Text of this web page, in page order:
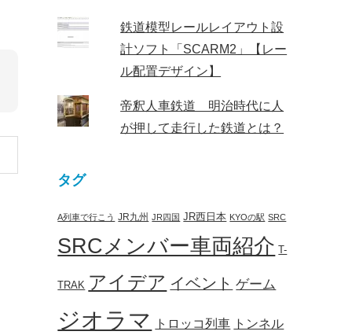
鉄道模型レールレイアウト設
計ソフト「SCARM2」【レー
ル配置デザイン】
帝釈人車鉄道 明治時代に人
が押して走行した鉄道とは？
タグ
A列車で行こう JR九州 JR四国 JR西日本 KYOの駅 SRC
SRCメンバー車両紹介 T-
TRAK アイデア イベント ゲーム
ジオラマ トロッコ列車 トンネル